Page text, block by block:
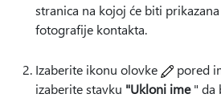
stranica na kojoj će biti
fotografije kontakta.
Izaberite ikonu olovke
pored
izaberite stavku "Ukloni ime" da